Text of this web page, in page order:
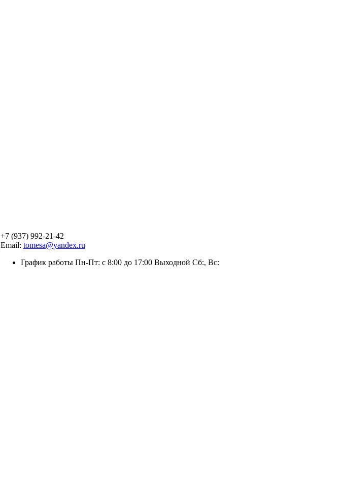
+7 (937) 992-21-42
Email: tomesa@yandex.ru
График работы Пн-Пт: с 8:00 до 17:00 Выходной Сб:, Вс: